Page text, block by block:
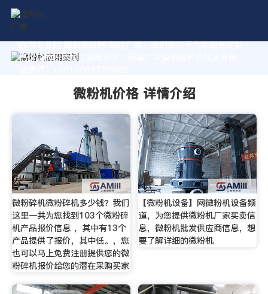
作为专业的 微粉机价格 制造厂家，我们致力于为您量身定制
高价值的粉体加工系统方案。获取厂家直销报价及技术支持，
微粉机价格 详情介绍
微粉碎机微粉碎机多少钱？我们
这里一共为您找到103个微粉碎
机产品报价信息 ，其中有13个
产品提供了报价，其中低。，您
也可以马上免费注册提供您的微
粉碎机报价给您的潜在采购买家
【微粉机设备】网微粉机设备频
道，为您提供微粉机厂家买卖信
息，微粉机批发供应商信息，想
要了解详细的微粉机